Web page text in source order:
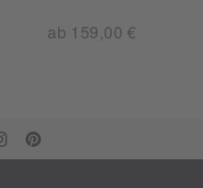
ab 159,00 €